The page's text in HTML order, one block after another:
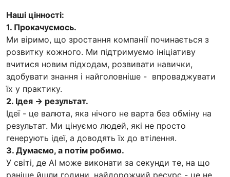
Наші цінності:
1. Прокачуємось.
Ми віримо, що зростання компанії починається з
розвитку кожного. Ми підтримуємо ініціативу
вчитися новим підходам, розвивати навички,
здобувати знання і найголовніше - впроваджувати
їх у практику.
2. Ідея -> результат.
Ідеї - це валюта, яка нічого не варта без обміну на
результат. Ми цінуємо людей, які не просто
генерують ідеї, а доводять їх до втілення.
3. Думаємо, а потім робимо.
У світі, де AI може виконати за секунди те, на що
раніше йшли години, найдорожчий ресурс - це не